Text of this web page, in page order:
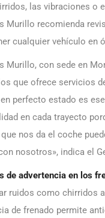
las vibraciones o
Murillo recomienda
cualquier vehículo en
Murillo, con sede en
que ofrece servicios
perfecto estado es
en cada trayecto
nos da el coche
nosotros», indica el
de advertencia en los
ruidos como chirridos
de frenado permite